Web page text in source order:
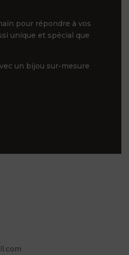
pour répondre à vos
unique et spécial que
un bijou sur-mesure